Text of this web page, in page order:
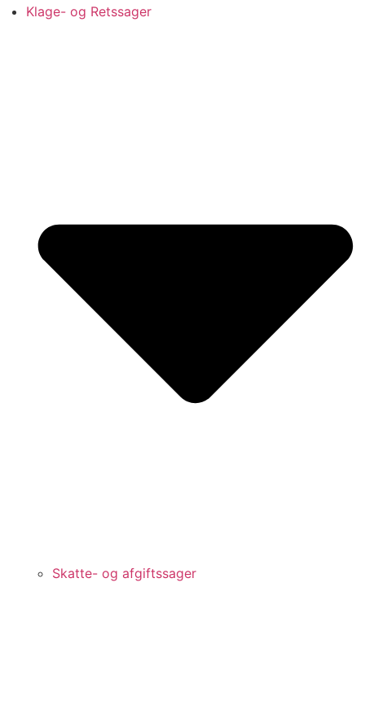
Klage- og Retssager
Skatte- og afgiftssager